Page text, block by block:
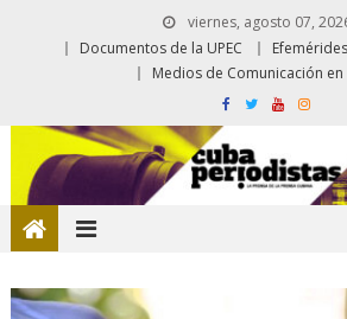
viernes, agosto 07,
Documentos de la UPEC
Medios de Comunicación en